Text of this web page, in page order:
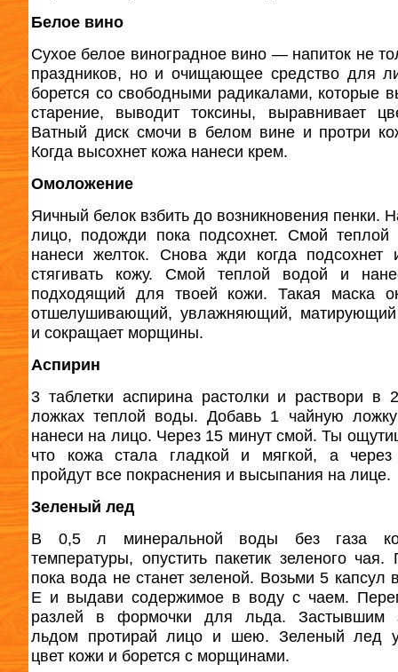
Белое вино
Сухое белое виноградное вино — напиток не
праздников, но и очищающее средство для
борется со свободными радикалами, которые
старение, выводит токсины, выравнивает
Ватный диск смочи в белом вине и протри
Когда высохнет кожа нанеси крем.
Омоложение
Яичный белок взбить до возникновения пенки.
лицо, подожди пока подсохнет. Смой
нанеси желток. Снова жди когда подсохнет
стягивать кожу. Смой теплой водой и
подходящий для твоей кожи. Такая маска
отшелушивающий, увлажняющий,
и сокращает морщины.
Аспирин
3 таблетки аспирина растолки и раствори в
ложках теплой воды. Добавь 1 чайную
нанеси на лицо. Через 15 минут смой. Ты
что кожа стала гладкой и мягкой, а
пройдут все покраснения и высыпания на лице.
Зеленый лед
В 0,5 л минеральной воды без газа
температуры, опустить пакетик зеленого
пока вода не станет зеленой. Возьми 5 капсул
Е и выдави содержимое в воду с чаем.
разлей в формочки для льда. Застывшим
льдом протирай лицо и шею. Зеленый лед
цвет кожи и борется с морщинами.